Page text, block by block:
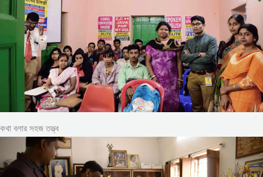
কথা বলার সহজ তত্ত্ব